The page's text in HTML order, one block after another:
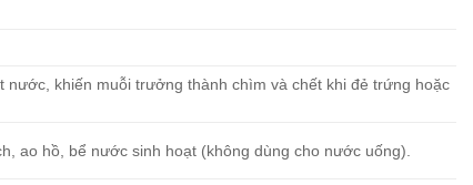
khiến muỗi trưởng thành chìm và chết khi đẻ trứng hoặc
ao hồ, bể nước sinh hoạt (không dùng cho nước uống).